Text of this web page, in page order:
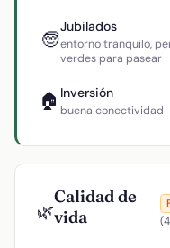
🧓
Jubilados
entorno tranquilo,
verdes para pasear
🏠 Inversión
buena conectividad
🌿
Calidad de
vida